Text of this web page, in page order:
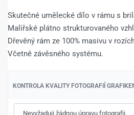
Skutečné umělecké dílo v rámu s
Malířské plátno strukturovaného
Dřevěný rám ze 100% masivu v
Včetně závěsného systému.
KONTROLA KVALITY FOTOGRAFIÍ